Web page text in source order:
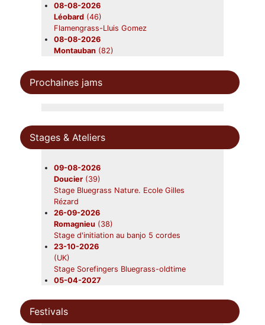
08-08-2026
Léobard (46)
Flamengrass-Lluis Gomez
08-08-2026
Montauban (82)
08-08-2026
Léobard(46)
Lluis Gômez's Flamengrass
21-08-2026
Saint-Ours(63)
Beavers en concert
22-08-2026
Gardouch
(31)
Lazy Grass
28-08-2026
Canéjan(33)
Beavers en concert
12-09-2026
Nerac
Beavers
19-09-2026
Beavers en concert
31-10-2026
Prochaines jams
Stages & Ateliers
09-08-2026
Doucier (39)
Stage Bluegrass Nature. Ecole Gilles
Rézard
26-09-2026
Romagnieu (38)
Stage d'initiation au banjo 5 cordes
23-10-2026
(UK)
Stage Sorefingers Bluegrass-oldtime
05-04-2027
Stage Sorefingers Week 2027
Festivals